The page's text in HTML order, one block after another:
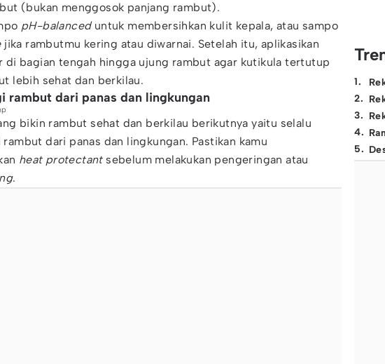
(bukan menggosok panjang rambut).
pH-balanceduntuk membersihkan kulit kepala, atau sampo
jika rambutmu kering atau diwarnai. Setelah itu, aplikasikan
di bagian tengah hingga ujung rambut agar kutikula tertutup
lebih sehat dan berkilau.
rambut dari panas dan lingkungan
bikin rambut sehat dan berkilau berikutnya yaitu selalu
dari panas dan lingkungan. Pastikan kamu
heat protectant sebelum melakukan pengeringan atau
.
1.
2.
3.
4.
5.